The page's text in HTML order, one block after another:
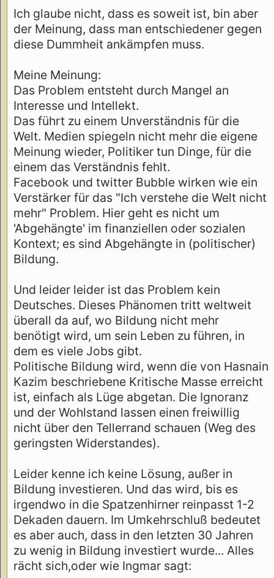
Ich glaube nicht, dass es soweit ist, bin aber
der Meinung, dass man entschiedener gegen
diese Dummheit ankämpfen muss.
Meine Meinung:
Das Problem entsteht durch Mangel an
Interesse und Intellekt.
Das führt zu einem Unverständnis für die
Welt. Medien spiegeln nicht mehr die eigene
Meinung wieder, Politiker tun Dinge, für die
einem das Verständnis fehlt.
Facebook und twitter Bubble wirken wie ein
Verstärker für das "Ich verstehe die Welt nicht
mehr" Problem. Hier geht es nicht um
'Abgehängte' im finanziellen oder sozialen
Kontext; es sind Abgehängte in (politischer)
Bildung.
Und leider leider ist das Problem kein
Deutsches. Dieses Phänomen tritt weltweit
überall da auf, wo Bildung nicht mehr
benötigt wird, um sein Leben zu führen, in
dem es viele Jobs gibt.
Politische Bildung wird, wenn die von Hasnain
Kazim beschriebene Kritische Masse erreicht
ist, einfach als Lüge abgetan. Die Ignoranz
und der Wohlstand lassen einen freiwillig
nicht über den Tellerrand schauen (Weg des
geringsten Widerstandes).
Leider kenne ich keine Lösung, außer in
Bildung investieren. Und das wird, bis es
irgendwo in die Spatzenhirner reinpasst 1-2
Dekaden dauern. Im Umkehrschluß bedeutet
es aber auch, dass in den letzten 30 Jahren
zu wenig in Bildung investiert wurde... Alles
rächt sich,oder wie Ingmar sagt: